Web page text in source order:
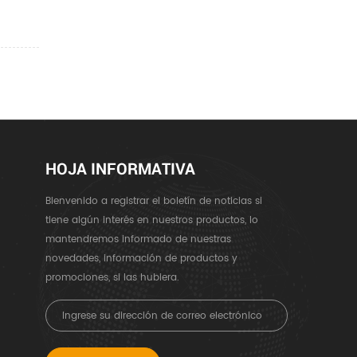
HOJA INFORMATIVA
Bienvenido a registrar el boletín de noticias si
tiene algún interés en nuestros productos, lo
mantendremos informado de nuestras
novedades, información de productos y
promociones, si las hubiera.